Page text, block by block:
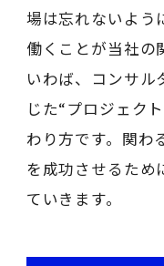
場は忘れないよう
働くことが当社の
いわば、コンサル
じた“プロジェク
わり方です。関わ
を成功させるため
ていきます。